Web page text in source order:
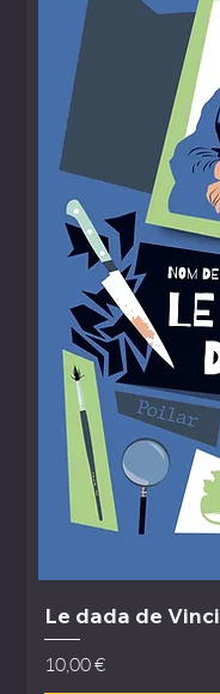
Le dada de Vinci
Prix
10,00 €